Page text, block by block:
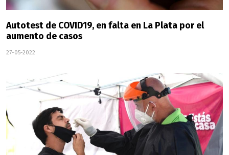
Autotest de COVID19, en falta en La Plata por el
aumento de casos
27-05-2022